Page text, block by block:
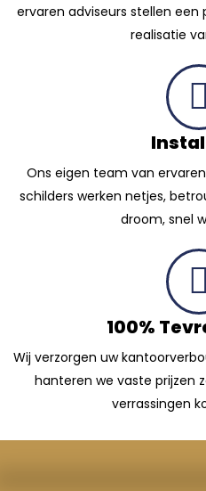
ervaren adviseurs stellen
realisatie
Ons eigen team van
schilders werken netjes,
droom, snel
100%
Wij verzorgen uw
hanteren we vaste prijzen
verrassingen